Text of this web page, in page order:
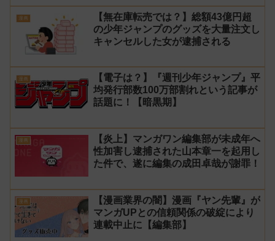
ブロックされてしまう
漫画
【無在庫転売では？】総額43億円超
の少年ジャンプのグッズを大量注文し
キャンセルした女が逮捕される
漫画
【電子は？】『週刊少年ジャンプ』平
均発行部数100万部割れという記事が
話題に！【暗黒期】
漫画
【炎上】マンガワン編集部が未成年へ
性加害し逮捕された山本章一を起用し
た件で、遂に編集の成田卓哉が謝罪！
漫画
【漫画業界の闇】漫画『ヤン先輩』が
マンガUPとの信頼関係の破綻により
連載中止に【編集部】